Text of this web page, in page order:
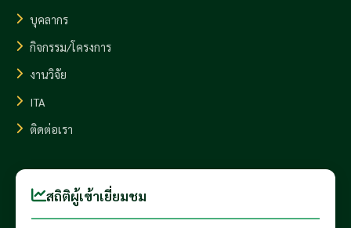
บุคลากร
กิจกรรม/โครงการ
งานวิจัย
ITA
ติดต่อเรา
สถิติผู้เข้าเยี่ยมชม